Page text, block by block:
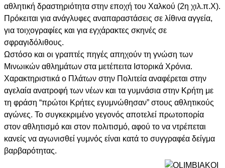
αθλητική δραστηριότητα στην εποχή του Χαλκού (2η χιλ.π.Χ).
Πρόκειται για ανάγλυφες αναπαραστάσεις σε λίθινα αγγεία,
για τοιχογραφίες και για εγχάρακτες σκηνές σε
σφραγιδόλιθους.
Ωστόσο και οι γραπτές πηγές απηχούν τη γνώση των
Μινωικών αθλημάτων στα μετέπειτα Ιστορικά Χρόνια.
Χαρακτηριστικά ο Πλάτων στην Πολιτεία αναφέρεται στην
αγελαία ανατροφή των νέων και τα γυμνάσια στην Κρήτη με
τη φράση “πρώτοι Κρήτες εγυμνώθησαν” στους αθλητικούς
αγώνες. Το συγκεκριμένο γεγονός αποτελεί πρωτοπορία
στον αθλητισμό και στον πολιτισμό, αφού το να ντρέπεται
κανείς να αγωνισθεί γυμνός είναι κατά το συγγραφέα δείγμα
βαρβαρότητας.